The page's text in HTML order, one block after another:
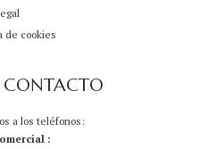
de cookies
CONTACTO
a los teléfonos:
: